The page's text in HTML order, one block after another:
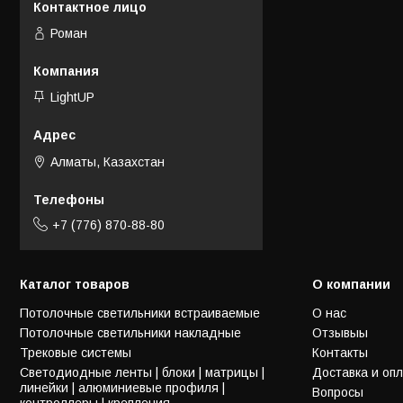
Роман
LightUP
Алматы, Казахстан
+7 (776) 870-88-80
Каталог товаров
Потолочные светильники встраиваемые
Потолочные светильники накладные
Трековые системы
Светодиодные ленты | блоки | матрицы |
линейки | алюминиевые профиля |
О компании
О нас
Отзывыы
Контакты
Доставка и
Вопросы